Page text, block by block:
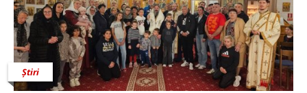
Știri